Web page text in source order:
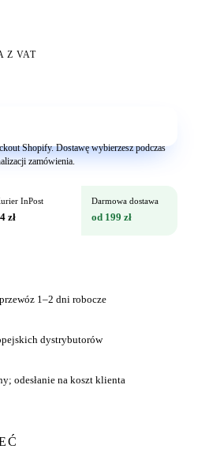
Z VAT
Shopify. Dostawę wybierzesz podczas
zamówienia.
InPost
zł
Darmowa dostawa
od 199 zł
1–2 dni robocze
dystrybutorów
odesłanie na koszt klienta